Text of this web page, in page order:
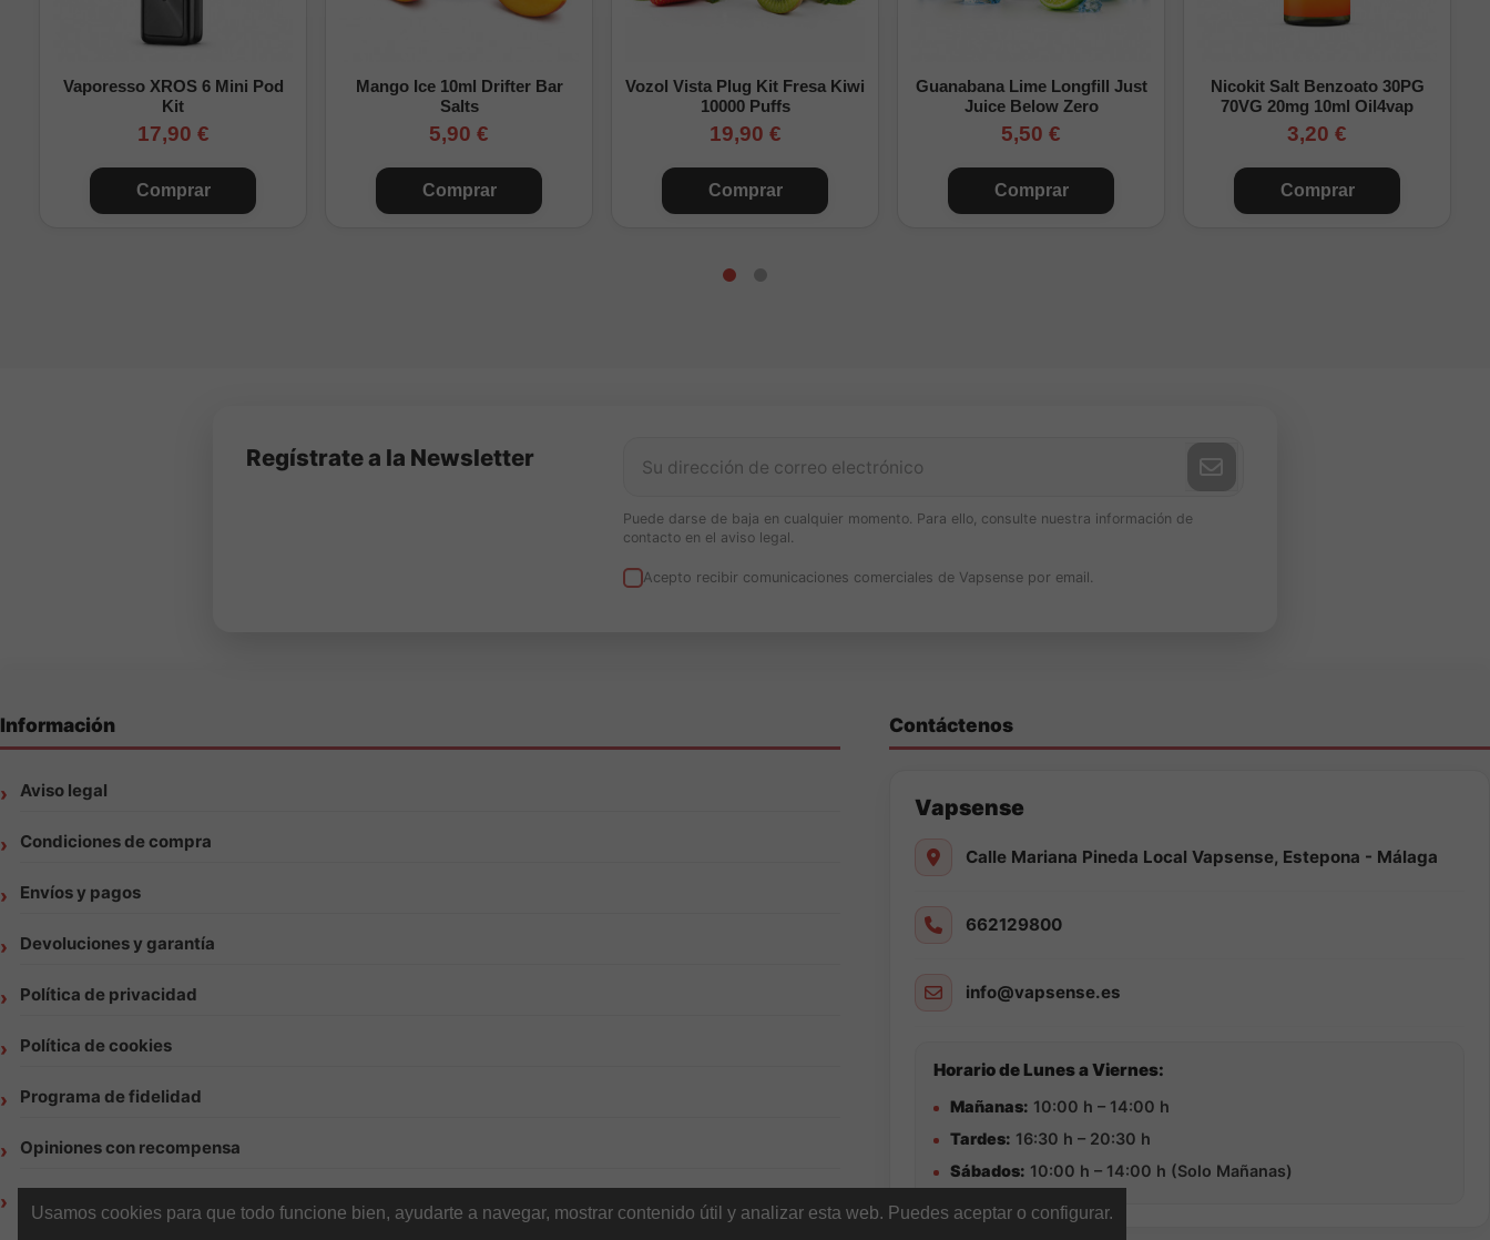
¿Incluye juntas u otros accesorios?
No, el producto incluye únicamente el pyrex.
¿Mantiene el ajuste original?
Sí, sustituye directamente al cristal original sin modificar el funcionamiento.
¿Se vende por unidad?Sí, se vende una pieza individual.
Vaporesso XROS 6 Mini Pod
Kit
17,90 €
Comprar
Mango Ice 10ml Drifter Bar
Salts
5,90 €
Comprar
Vozol Vista Plug Kit Fresa Kiwi
10000 Puffs
19,90 €
Comprar
Guanabana Lime Longfill Just
Juice Below Zero
5,50 €
Comprar
Nicokit Salt Benzoato 30PG
70VG 20mg 10ml Oil4vap
3,20 €
Comprar
Regístrate a la Newsletter
Puede darse de baja en cualquier momento. Para ello, consulte nuestra información de
contacto en el aviso legal.
Acepto recibir comunicaciones comerciales de Vapsense por email.
Información
Aviso legal
Condiciones de compra
Envíos y pagos
Devoluciones y garantía
Política de privacidad
Política de cookies
Programa de fidelidad
Opiniones con recompensa
Contáctenos
Vapsense
Calle Mariana Pineda Local Vapsense, Estepona - Málaga
662129800
info@vapsense.es
Horario de Lunes a Viernes:
Mañanas: 10:00 h – 14:00 h
Tardes: 16:30 h – 20:30 h
Sábados: 10:00 h – 14:00 h (Solo Mañanas)
Usamos cookies para que todo funcione bien, ayudarte a navegar, mostrar contenido útil y analizar esta web. Puedes aceptar o configurar.